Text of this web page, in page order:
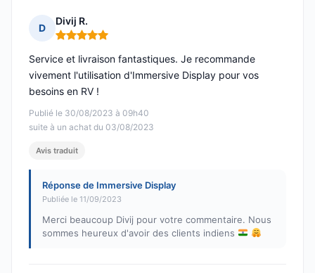
D
Divij R.
Note : 5 sur 5
Publié le 30/08/2023 à 09h40
suite à un achat du 03/08/2023
Service et livraison fantastiques. Je recommande
vivement l'utilisation d'Immersive Display pour vos
besoins en RV !
Avis traduit
Réponse de Immersive Display
Publiée le 11/09/2023
Merci beaucoup Divij pour votre commentaire. Nous
sommes heureux d'avoir des clients indiens